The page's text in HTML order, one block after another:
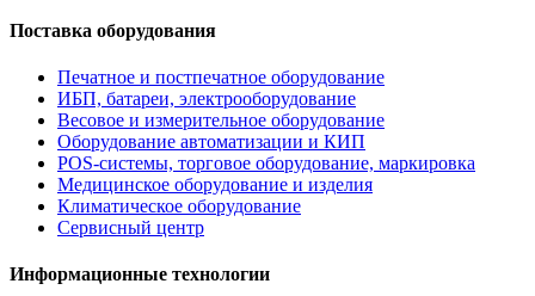
Поставка оборудования
Печатное и постпечатное оборудование
ИБП, батареи, электрооборудование
Весовое и измерительное оборудование
Оборудование автоматизации и КИП
POS-системы, торговое оборудование, маркировка
Медицинское оборудование и изделия
Климатическое оборудование
Сервисный центр
Информационные технологии